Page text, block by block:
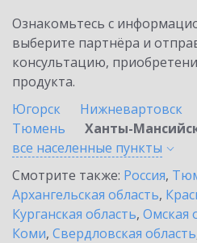
Ознакомьтесь с
выберите партнёра и
консультацию,
продукта.
Югорск
Нижневартовск
Тюмень
Ханты-
все населенные пункты
Смотрите также: Россия,
Архангельская область,
Курганская область, Омская
Коми, Свердловская область